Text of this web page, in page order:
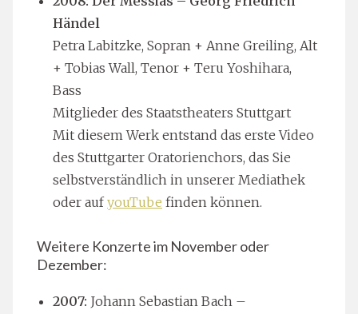
Händel
Petra Labitzke, Sopran + Anne Greiling, Alt
+ Tobias Wall, Tenor + Teru Yoshihara,
Bass
Mitglieder des Staatstheaters Stuttgart
Mit diesem Werk entstand das erste Video
des Stuttgarter Oratorienchors, das Sie
selbstverständlich in unserer Mediathek
oder aufyouTube finden können.
Weitere Konzerte im November oder
Dezember:
2007: Johann Sebastian Bach –